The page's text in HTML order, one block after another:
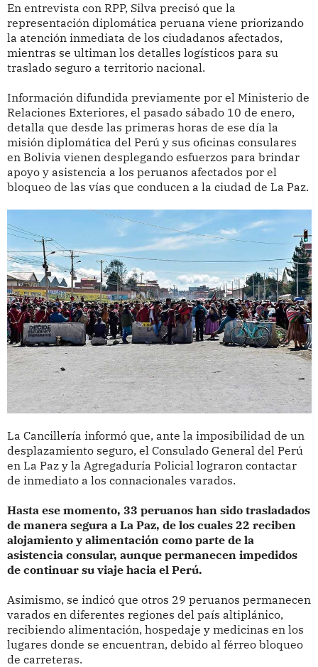
En entrevista con RPP, Silva precisó que la
representación diplomática peruana viene priorizando
la atención inmediata de los ciudadanos afectados,
mientras se ultiman los detalles logísticos para su
traslado seguro a territorio nacional.
Información difundida previamente por el Ministerio de
Relaciones Exteriores, el pasado sábado 10 de enero,
detalla que desde las primeras horas de ese día la
misión diplomática del Perú y sus oficinas consulares
en Bolivia vienen desplegando esfuerzos para brindar
apoyo y asistencia a los peruanos afectados por el
bloqueo de las vías que conducen a la ciudad de La Paz.
La Cancillería informó que, ante la imposibilidad de un
desplazamiento seguro, el Consulado General del Perú
en La Paz y la Agregaduría Policial lograron contactar
de inmediato a los connacionales varados.
Hasta ese momento, 33 peruanos han sido trasladados
de manera segura a La Paz, de los cuales 22 reciben
alojamiento y alimentación como parte de la
asistencia consular, aunque permanecen impedidos
de continuar su viaje hacia el Perú.
Asimismo, se indicó que otros 29 peruanos permanecen
varados en diferentes regiones del país altiplánico,
recibiendo alimentación, hospedaje y medicinas en los
lugares donde se encuentran, debido al férreo bloqueo
de carreteras.